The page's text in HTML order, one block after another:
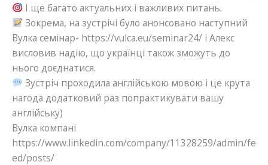
І ще багато актуальних і важливих питань.
Зокрема, на зустрічі було анонсовано наступний
Вулка семінар- https://vulca.eu/seminar24/ і Алекс
висловив надію, що українці також зможуть до
нього доєднатися.
Зустріч проходила англійською мовою і це крута
нагода додатковий раз попрактикувати вашу
англійську)
Вулка компані
https://www.linkedin.com/company/11328259/admin/fe
ed/posts/